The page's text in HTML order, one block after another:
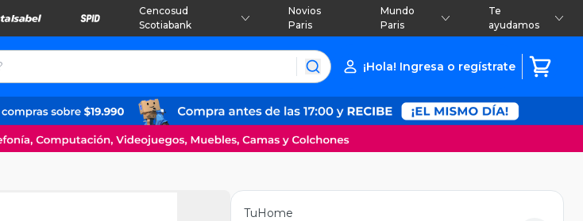
Cencosud
Scotiabank
Novios
Paris
Mundo
Paris
Te
ayudamos
¡Hola! Ingresa o regístrate
TuHome